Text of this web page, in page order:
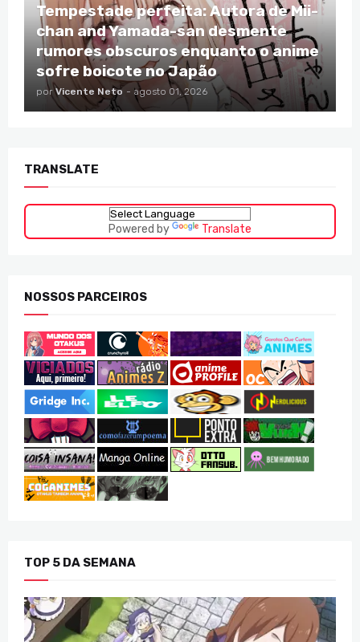
Tempestade perfeita: Autora de Mii-
chan and Yamada-san desmente
rumores obscuros enquanto o anime
sofre boicote no Japão
por Vicente Neto - agosto 01, 2026
TRANSLATE
Powered by Translate
NOSSOS PARCEIROS
TOP 5 DA SEMANA